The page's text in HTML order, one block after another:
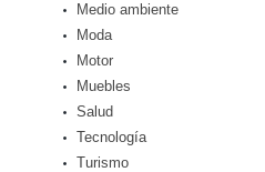
Medio ambiente
Moda
Motor
Muebles
Salud
Tecnología
Turismo